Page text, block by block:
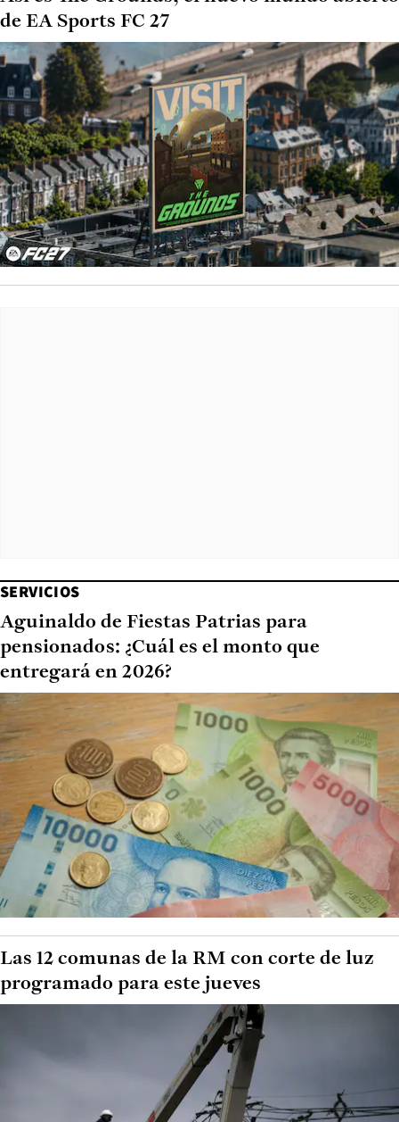
de EA Sports FC 27
SERVICIOS
Aguinaldo de Fiestas Patrias para
pensionados: ¿Cuál es el monto que
entregará en 2026?
Las 12 comunas de la RM con corte de luz
programado para este jueves